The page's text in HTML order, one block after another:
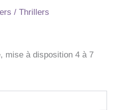
/ Thrillers
mise à disposition 4 à 7